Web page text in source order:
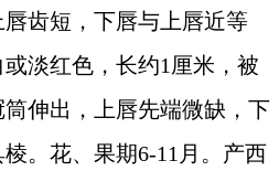
齿短，下唇与上唇近等
淡红色，长约1厘米，被
伸出，上唇先端微缺，下
。花、果期6-11月。产西